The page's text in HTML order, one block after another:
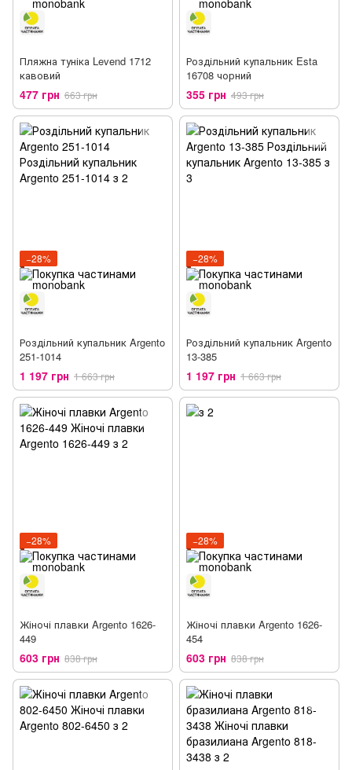
Пляжна туніка Levend 1712
кавовий
477 грн 663 грн
Роздільний купальник Esta
16708 чорний
355 грн 493 грн
−28%
Роздільний купальник Argento
251-1014
1 197 грн 1 663 грн
−28%
Роздільний купальник Argento
13-385
1 197 грн 1 663 грн
−28%
Жіночі плавки Argento 1626-
449
603 грн 838 грн
−28%
Жіночі плавки Argento 1626-
454
603 грн 838 грн